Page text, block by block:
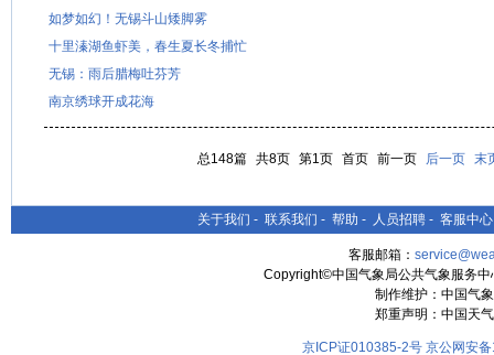
如梦如幻！无锡斗山矮脚雾
十里溱湖鱼虾美，春生夏长冬捕忙
无锡：雨后腊梅吐芬芳
南京绣球开成花海
总148篇 共8页 第1页 首页 前一页 后一页 末
关于我们 - 联系我们 - 帮助 - 人员招聘 - 客服中心
客服邮箱：
Copyright©中国气象局公共气象服务
制作维护：中国气
郑重声明：中国天
京ICP证010385-2号 京公网安